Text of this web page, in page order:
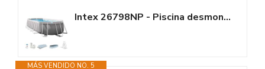
Intex 26798NP - Piscina desmontable ovalada intex prism frame 610x305x122...
MÁS VENDIDO NO. 5